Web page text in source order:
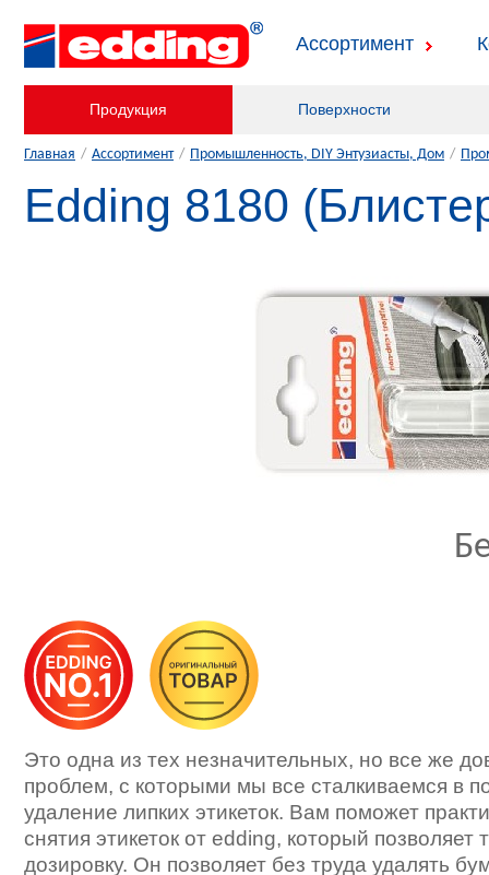
Ассортимент
Продукция Поверхности
Главная / Ассортимент / Промышленность, DIY Энтузиасты, Дом /
Edding 8180
Это одна из тех незначительных, но все же
проблем, с которыми мы все сталкиваемся в
удаление липких этикеток. Вам поможет
снятия этикеток от edding, который позволяет
дозировку. Он позволяет без труда удалять